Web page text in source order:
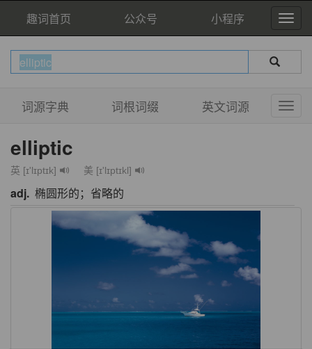
趣词首页 公众号 小程序
词源字典 词根词缀 英文词源
elliptic
英 [ɪ'lɪptɪk] 美 [ɪ'lɪptɪkl]
adj. 椭圆形的；省略的